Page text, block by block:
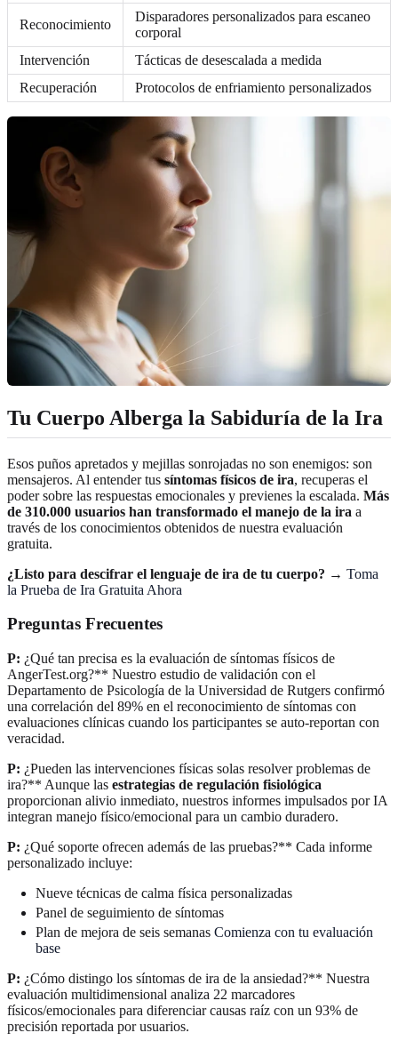
Reconocimiento
Disparadores personalizados para escaneo
corporal
Intervención
Tácticas de desescalada a medida
Recuperación
Protocolos de enfriamiento personalizados
Tu Cuerpo Alberga la Sabiduría de la Ira
Esos puños apretados y mejillas sonrojadas no son enemigos: son
mensajeros. Al entender tus síntomas físicos de ira, recuperas el
poder sobre las respuestas emocionales y previenes la escalada. Más
de 310.000 usuarios han transformado el manejo de la ira a
través de los conocimientos obtenidos de nuestra evaluación
gratuita.
¿Listo para descifrar el lenguaje de ira de tu cuerpo? → Toma
la Prueba de Ira Gratuita Ahora
Preguntas Frecuentes
P: ¿Qué tan precisa es la evaluación de síntomas físicos de
AngerTest.org?** Nuestro estudio de validación con el
Departamento de Psicología de la Universidad de Rutgers confirmó
una correlación del 89% en el reconocimiento de síntomas con
evaluaciones clínicas cuando los participantes se auto-reportan con
veracidad.
P: ¿Pueden las intervenciones físicas solas resolver problemas de
ira?** Aunque las estrategias de regulación fisiológica
proporcionan alivio inmediato, nuestros informes impulsados por IA
integran manejo físico/emocional para un cambio duradero.
P: ¿Qué soporte ofrecen además de las pruebas?** Cada informe
personalizado incluye:
Nueve técnicas de calma física personalizadas
Panel de seguimiento de síntomas
Plan de mejora de seis semanas Comienza con tu evaluación
base
P: ¿Cómo distingo los síntomas de ira de la ansiedad?** Nuestra
evaluación multidimensional analiza 22 marcadores
físicos/emocionales para diferenciar causas raíz con un 93% de
precisión reportada por usuarios.